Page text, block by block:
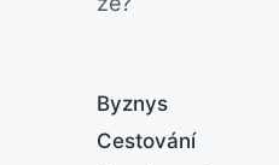
Byznys
Cestování